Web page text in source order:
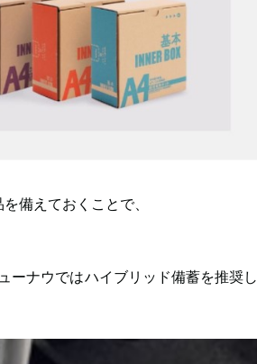
備えておくことで、
ーナウではハイブリッド備蓄を推奨し